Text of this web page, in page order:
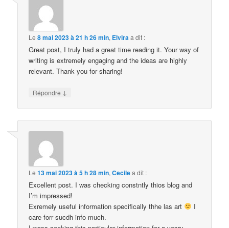
Le8 mai 2023 à 21 h 26 min, Elviraa dit :
Great post, I truly had a great time reading it. Your way of
writing is extremely engaging and the ideas are highly
relevant. Thank you for sharing!
Répondre ↓
Le13 mai 2023 à 5 h 28 min,Cecilea dit :
Excellent post. I was checking constntly thios blog and
I’m impressed!
Exremely useful information specifically thhe las art
I
care forr sucdh info much.